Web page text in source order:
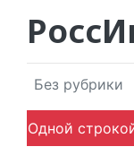
Без рубрики
Одной
Платформа